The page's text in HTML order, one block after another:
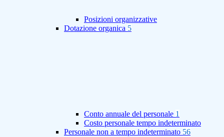
Posizioni organizzative
Dotazione organica 5
Conto annuale del personale 1
Costo personale tempo indeterminato
Personale non a tempo indeterminato 56